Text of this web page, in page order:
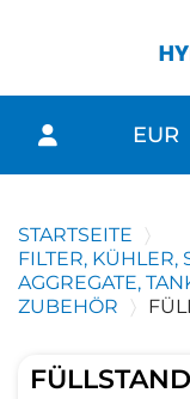
EUR
STARTSEITE
FILTER, KÜHLER,
AGGREGATE,
ZUBEHÖR